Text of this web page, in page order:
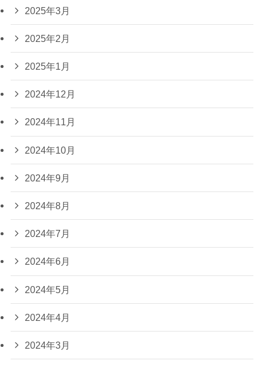
2025年3月
2025年2月
2025年1月
2024年12月
2024年11月
2024年10月
2024年9月
2024年8月
2024年7月
2024年6月
2024年5月
2024年4月
2024年3月